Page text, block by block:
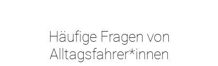
Häufige Fragen von
Alltagsfahrer*innen